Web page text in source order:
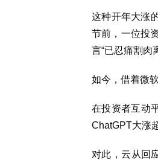
这种开年大涨
节前，一位投
言“已忍痛割肉
如今，借着微
在投资者互动
ChatGPT大涨
对此，云从回